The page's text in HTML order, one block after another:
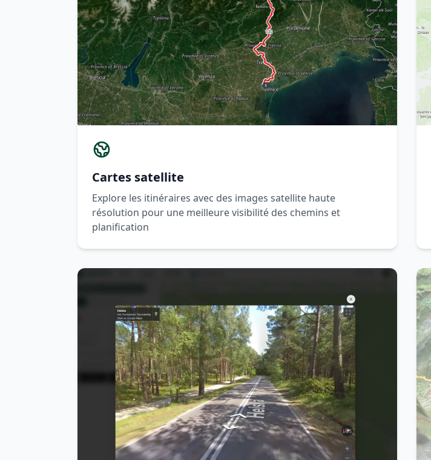
Cartes satellite
Explore les itinéraires avec des images satellite haute
résolution pour une meilleure visibilité des chemins et
planification